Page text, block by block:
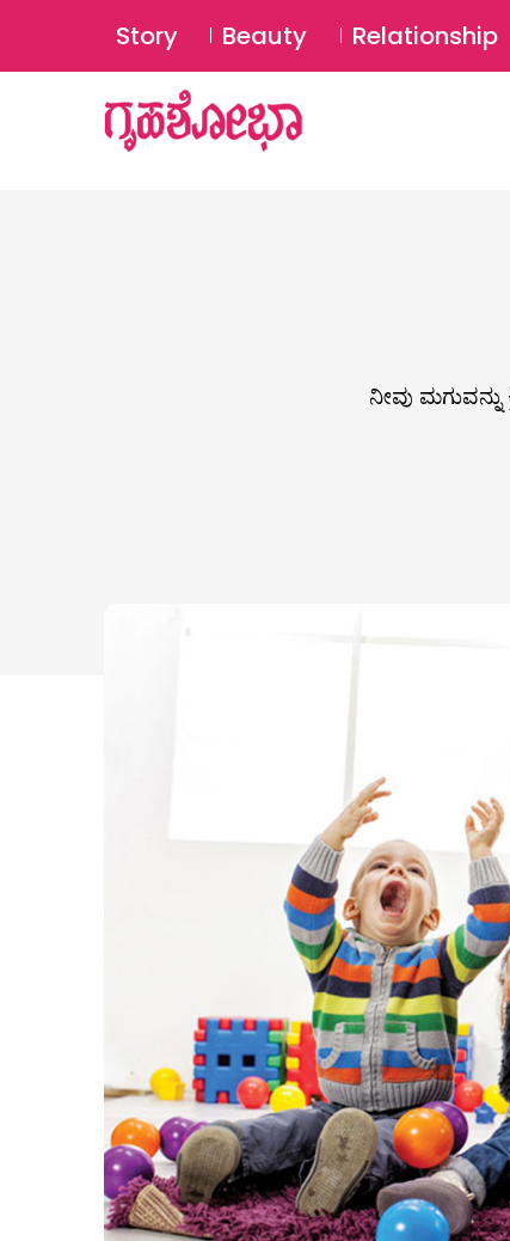
Story Beauty Relationship
ನೀವು